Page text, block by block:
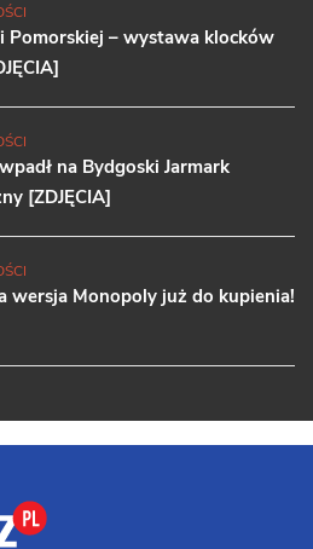
Pomorskiej – wystawa klocków
na Bydgoski Jarmark
[ZDJĘCIA]
wersja Monopoly już do kupienia!